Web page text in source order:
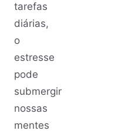
tarefas
diárias,
o
estresse
pode
submergir
nossas
mentes